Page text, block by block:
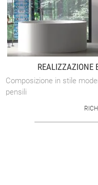
REALIZZAZIONE
Composizione in stile
pensili